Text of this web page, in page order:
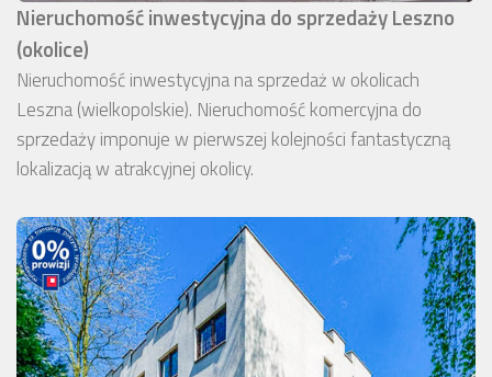
Nieruchomość inwestycyjna do sprzedaży Leszno
(okolice)
Nieruchomość inwestycyjna na sprzedaż w okolicach
Leszna (wielkopolskie). Nieruchomość komercyjna do
sprzedaży imponuje w pierwszej kolejności fantastyczną
lokalizacją w atrakcyjnej okolicy.